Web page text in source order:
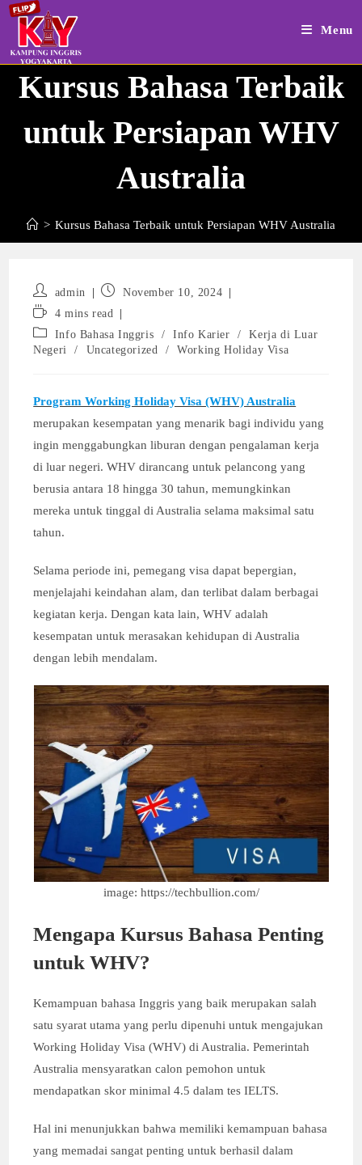
Skip
content
Menu
Kursus Bahasa Terbaik
untuk Persiapan WHV
Australia
> Kursus Bahasa Terbaik untuk Persiapan WHV Australia
Post
author:
admin
Post November 10, 2024
Reading
time:
4 mins read
Post
category:
Info Bahasa Inggris / Info Karier /
Kerja di Luar
Negeri
/ Uncategorized / Working Holiday Visa
Program Working Holiday Visa (WHV) Australia
merupakan kesempatan yang menarik bagi individu yang
ingin menggabungkan liburan dengan pengalaman kerja
di luar negeri. WHV dirancang untuk pelancong yang
berusia antara 18 hingga 30 tahun, memungkinkan
mereka untuk tinggal di Australia selama maksimal satu
tahun.
Selama periode ini, pemegang visa dapat bepergian,
menjelajahi keindahan alam, dan terlibat dalam berbagai
kegiatan kerja. Dengan kata lain, WHV adalah
kesempatan untuk merasakan kehidupan di Australia
dengan lebih mendalam.
image: https://techbullion.com/
Mengapa Kursus Bahasa Penting
untuk WHV?
Kemampuan bahasa Inggris yang baik merupakan salah
satu syarat utama yang perlu dipenuhi untuk mengajukan
Working Holiday Visa (WHV) di Australia. Pemerintah
Australia mensyaratkan calon pemohon untuk
mendapatkan skor minimal 4.5 dalam tes IELTS.
Hal ini menunjukkan bahwa memiliki kemampuan bahasa
yang memadai sangat penting untuk berhasil dalam